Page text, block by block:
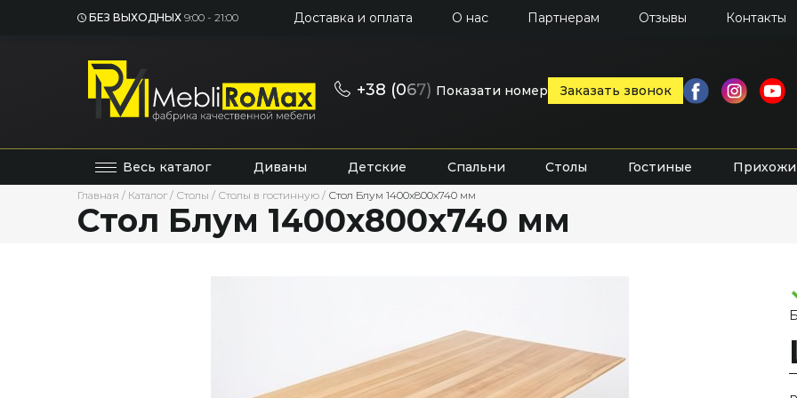
БЕЗ ВЫХОДНЫХ 9:00 - 21:00 Доставка и оплата О нас Партнерам Отзывы Контакты
+38 (067) Показати номер Заказать звонок
Весь каталог Диваны Детские Спальни Столы Гостиные
Главная / Каталог / Столы / Столы в гостинную / Стол Блум 1400х800х740 мм
Стол Блум 1400х800х740 мм